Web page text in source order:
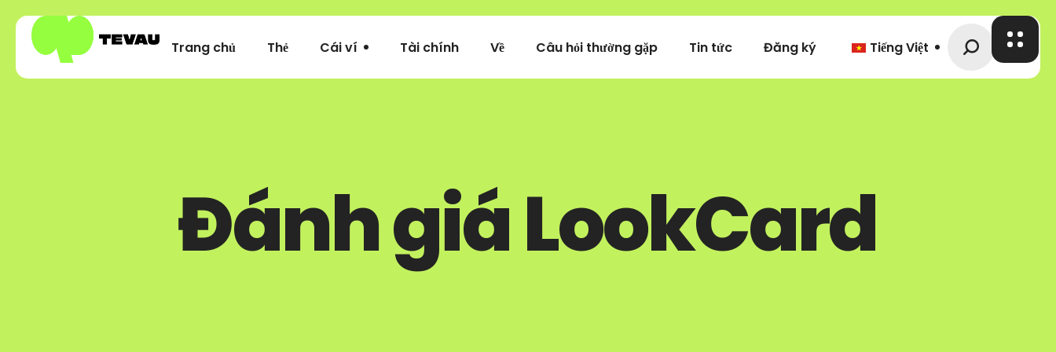
Trang chủ Thẻ Cái ví Tài chính Về Câu hỏi thường gặp Tin tức Đăng ký Tiếng Việt
Đánh giá LookCard